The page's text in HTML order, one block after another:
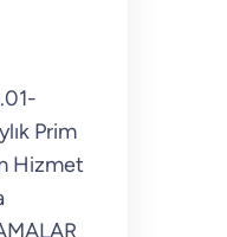
Prim
Hizmet